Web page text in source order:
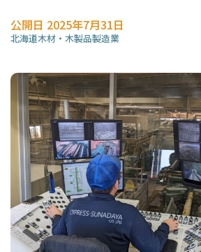
公開日 2025年7月31日
北海道木材・木製品製造業